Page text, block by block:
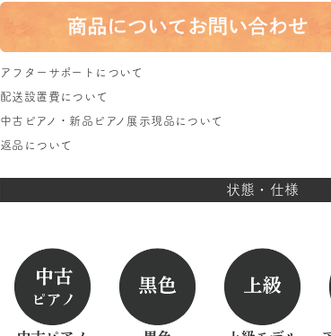
アフターサポートについて
配送設置費について
中古ピアノ・新品ピアノ展示現品について
返品について
状態・仕様